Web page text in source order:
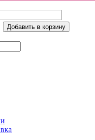
Добавить в корзину